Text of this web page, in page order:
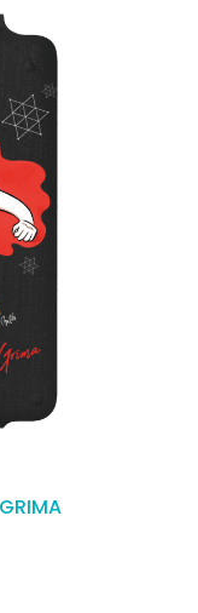
original era: 20.90€.
precio actual es: